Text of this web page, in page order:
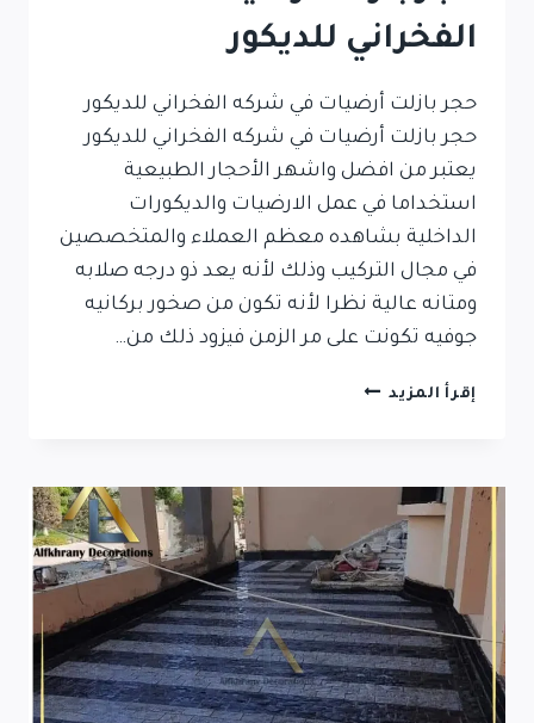
الفخراني للديكور
حجر بازلت أرضيات في شركه الفخراني للديكور
حجر بازلت أرضيات في شركه الفخراني للديكور
يعتبر من افضل واشهر الأحجار الطبيعية
استخداما في عمل الارضيات والديكورات
الداخلية بشاهده معظم العملاء والمتخصصين
في مجال التركيب وذلك لأنه يعد ذو درجه صلابه
ومتانه عالية نظرا لأنه تكون من صخور بركانيه
جوفيه تكونت على مر الزمن فيزود ذلك من…
إقرأ المزيد حجر
للديكور